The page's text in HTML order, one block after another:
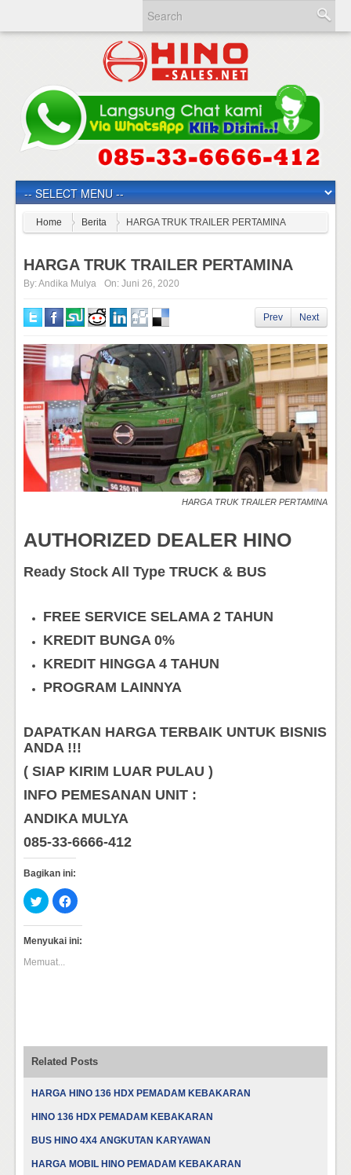
Home Berita HARGA TRUK TRAILER PERTAMINA
HARGA TRUK TRAILER PERTAMINA
By:Andika Mulya On: Juni 26, 2020
Prev Next
HARGA TRUK TRAILER PERTAMINA
AUTHORIZED DEALER HINO
Ready Stock All Type TRUCK & BUS
FREE SERVICE SELAMA 2 TAHUN
KREDIT BUNGA 0%
KREDIT HINGGA 4 TAHUN
PROGRAM LAINNYA
DAPATKAN HARGA TERBAIK UNTUK BISNIS
ANDA !!!
( SIAP KIRIM LUAR PULAU )
INFO PEMESANAN UNIT :
ANDIKA MULYA
085-33-6666-412
Bagikan ini:
Klik
untuk
berbagi
pada
Twitter(Membuka
di
yang
Klik
untuk
di
Facebook(Membuka
di
Menyukai ini:
Memuat...
Related Posts
HARGA HINO 136 HDX PEMADAM KEBAKARAN
HINO 136 HDX PEMADAM KEBAKARAN
BUS HINO 4X4 ANGKUTAN KARYAWAN
HARGA MOBIL HINO PEMADAM KEBAKARAN